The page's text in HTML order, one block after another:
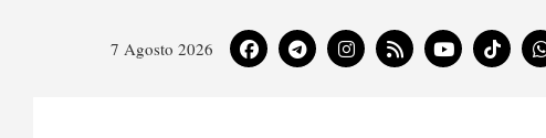
7 Agosto 2026